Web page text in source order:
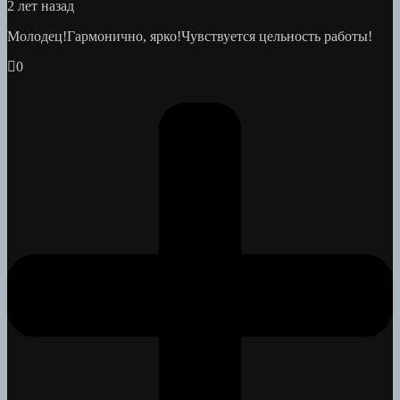
2 лет назад
Молодец!Гармонично, ярко!Чувствуется цельность работы!
0